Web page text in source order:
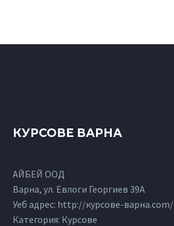
КУРСОВЕ ВАРНА
АЙБЕЙ ООД
Варна, ул. Евлоги Георгиев 39А
Уеб адрес: http://курсове-варна.com/
Категория: Курсове